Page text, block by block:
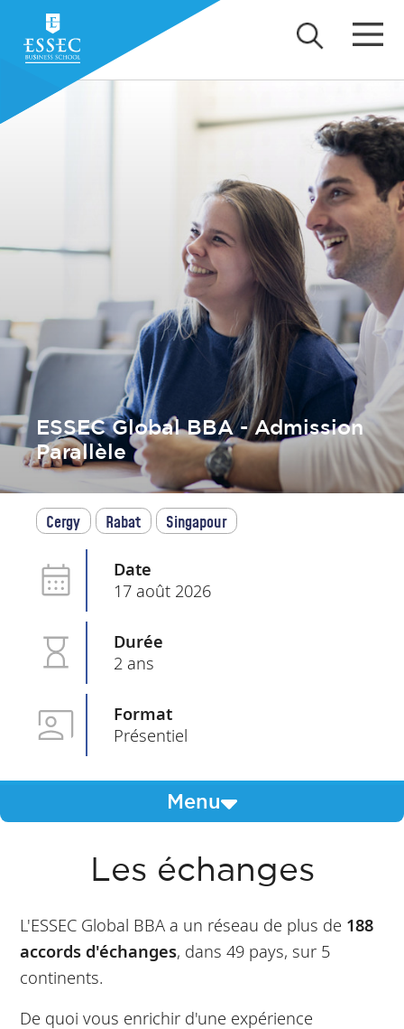
ESSEC Global BBA - Admission
Parallèle
Cergy Rabat Singapour
Date
17 août 2026
Durée
2 ans
Format
Présentiel
Menu
Les échanges
L'ESSEC Global BBA a un réseau de plus de 188
accords d'échanges, dans 49 pays, sur 5
continents.
De quoi vous enrichir d'une expérience